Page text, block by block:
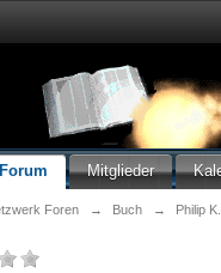
Forum Mitglieder
Foren → Buch → Philip